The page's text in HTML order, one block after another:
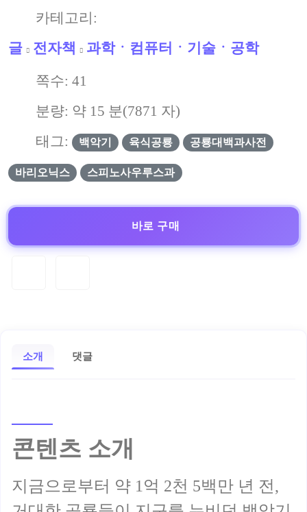
카테고리:
글
전자책 과학ㆍ컴퓨터ㆍ기술ㆍ공학
쪽수: 41
분량: 약 15 분(7871 자)
태그:
백악기 육식공룡 공룡대백과사전
바리오닉스 스피노사우루스과
바로 구매
소개 댓글
콘텐츠 소개
지금으로부터 약 1억 2천 5백만 년 전,